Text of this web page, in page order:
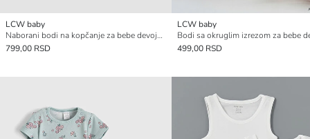
LCW baby
Naborani bodi na kopčanje za bebe devojčice 2 pakovanja
799,00 RSD
LCW baby
499,00 RSD